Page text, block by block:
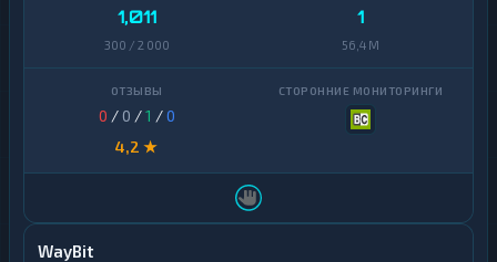
1,011
300 / 2 000
1
56,4 M
0 / 0 /1 /0
4,2 ★
WayBit